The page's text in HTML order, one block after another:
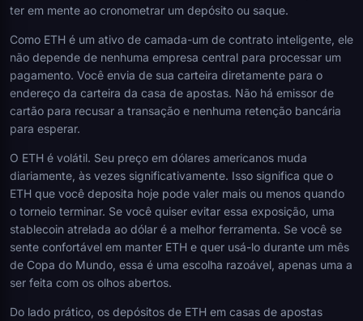
ter em mente ao cronometrar um depósito ou saque.
Como ETH é um ativo de camada-um de contrato inteligente, ele
não depende de nenhuma empresa central para processar um
pagamento. Você envia de sua carteira diretamente para o
endereço da carteira da casa de apostas. Não há emissor de
cartão para recusar a transação e nenhuma retenção bancária
para esperar.
O ETH é volátil. Seu preço em dólares americanos muda
diariamente, às vezes significativamente. Isso significa que o
ETH que você deposita hoje pode valer mais ou menos quando
o torneio terminar. Se você quiser evitar essa exposição, uma
stablecoin atrelada ao dólar é a melhor ferramenta. Se você se
sente confortável em manter ETH e quer usá-lo durante um mês
de Copa do Mundo, essa é uma escolha razoável, apenas uma a
ser feita com os olhos abertos.
Do lado prático, os depósitos de ETH em casas de apostas